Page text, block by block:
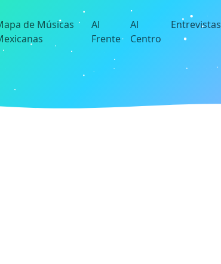
de Músicas
Al
Frente
Al
Centro
Entrevistas